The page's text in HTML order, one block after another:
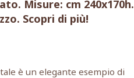
Misure: cm 240x170h.
Scopri di più!
è un elegante esempio di